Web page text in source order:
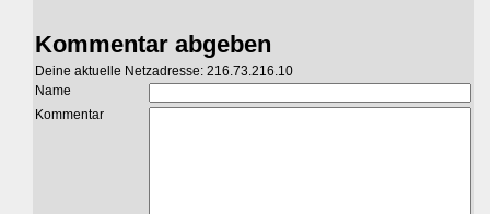
Kommentar abgeben
Deine aktuelle Netzadresse: 216.73.216.10
Name
Kommentar